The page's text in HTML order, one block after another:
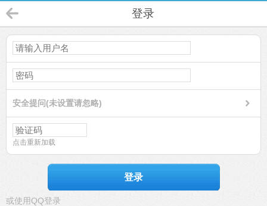
登录
安全提问(未设置请忽略)
点击重新加载
登录
或使用QQ登录